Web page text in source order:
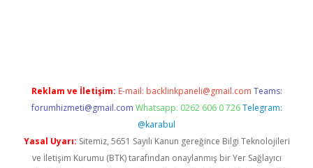
Reklam ve İletişim: E-mail: backlinkpaneli@gmail.com Teams:
forumhizmeti@gmail.com Whatsapp: 0262 606 0 726 Telegram:
@karabul
Yasal Uyarı: Sitemiz, 5651 Sayılı Kanun gereğince Bilgi Teknolojileri
ve İletişim Kurumu (BTK) tarafından onaylanmış bir Yer Sağlayıcı